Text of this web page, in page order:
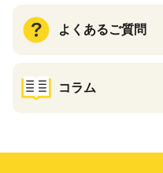
よくあるご質問
コラム